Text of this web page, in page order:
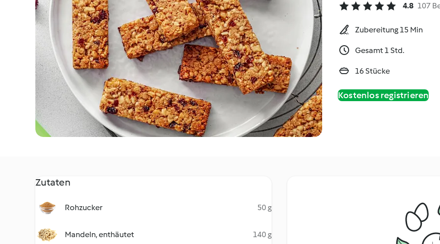
4.8 107
Zubereitung 15 Min
Gesamt 1 Std.
16 Stücke
Kostenlos registrieren
Zutaten
Rohzucker 50 g
Mandeln, enthäutet 140 g